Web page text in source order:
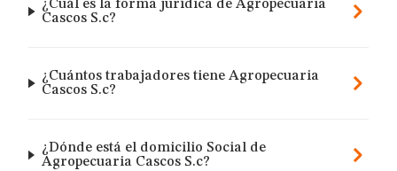
¿Cuál es la forma jurídica de Agropecuaria
Cascos S.c?
¿Cuántos trabajadores tiene Agropecuaria
Cascos S.c?
¿Dónde está el domicilio Social de
Agropecuaria Cascos S.c?